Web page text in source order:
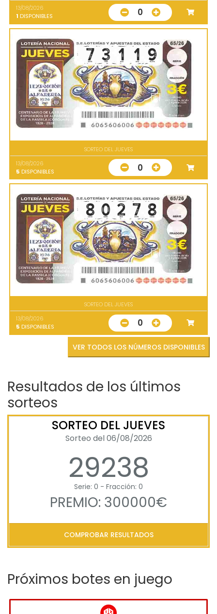
13/08/2026
1 DISPONIBLES 0
SORTEO DEL JUEVES
13/08/2026
5 DISPONIBLES 0
SORTEO DEL JUEVES
13/08/2026
5 DISPONIBLES 0
VER TODOS LOS NÚMEROS DISPONIBLES
Resultados de los últimos
sorteos
SORTEO DEL JUEVES
Sorteo del 06/08/2026
29238
Serie: 0 - Fracción: 0
PREMIO: 300000€
COMPROBAR RESULTADOS
Próximos botes en juego